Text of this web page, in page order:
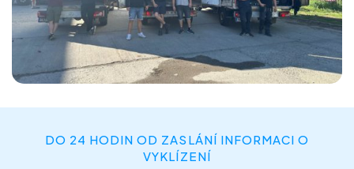
DO 24 HODIN OD ZASLÁNÍ INFORMACI O
VYKLÍZENÍ